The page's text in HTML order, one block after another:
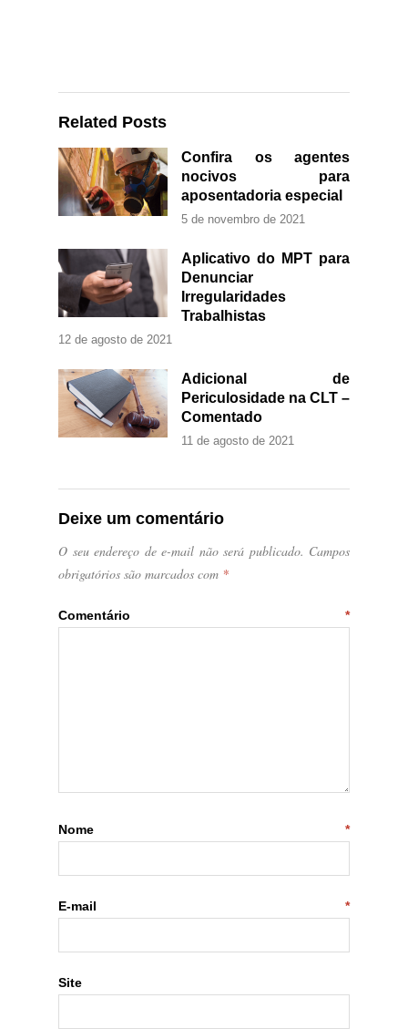
Related Posts
Confira os agentes
nocivos para
aposentadoria especial
5 de novembro de 2021
Aplicativo do MPT para
Denunciar
Irregularidades
Trabalhistas
12 de agosto de 2021
Adicional de
Periculosidade na CLT –
Comentado
11 de agosto de 2021
Deixe um comentário
O seu endereço de e-mail não será publicado. Campos
obrigatórios são marcados com *
Comentário *
Nome *
E-mail *
Site